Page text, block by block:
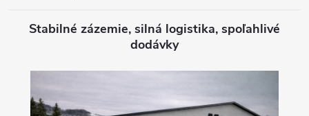
Stabilné zázemie, silná logistika, spoľahlivé
dodávky